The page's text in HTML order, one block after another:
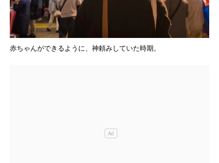
赤ちゃんができるように、神頼みしていた時期。